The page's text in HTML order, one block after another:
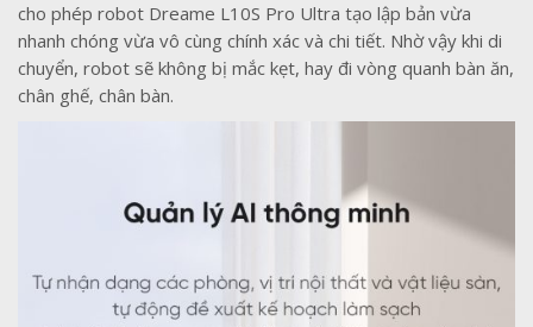
cho phép robot Dreame L10S Pro Ultra tạo lập bản vừa
nhanh chóng vừa vô cùng chính xác và chi tiết. Nhờ vậy khi di
chuyển, robot sẽ không bị mắc kẹt, hay đi vòng quanh bàn ăn,
chân ghế, chân bàn.